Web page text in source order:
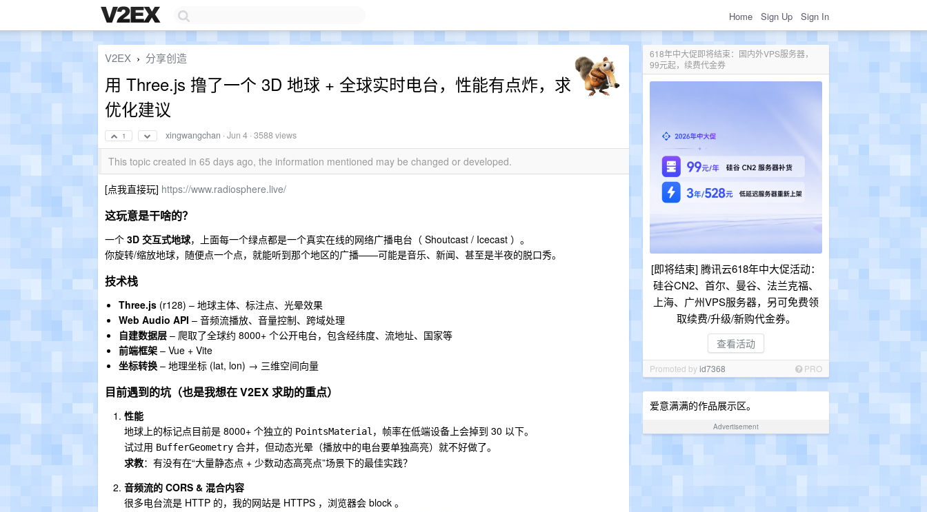
Home Sign Up Sign In
618年中大促即将结束：国内外VPS服务器，
99元起，续费代金券
[即将结束] 腾讯云618年中大促活动：
硅谷CN2、首尔、曼谷、法兰克福、
上海、广州VPS服务器，另可免费领
取续费/升级/新购代金券。
查看活动
Promoted byid7368 PRO
爱意满满的作品展示区。
Advertisement
V2EX › 分享创造
用 Three.js 撸了一个 3D 地球 + 全球实时电台，性能有点炸，求
优化建议
1 xingwangchan ·Jun 4 · 3588 views
This topic created in 65 days ago, the information mentioned may be changed or developed.
[点我直接玩] https://www.radiosphere.live/
这玩意是干啥的？
一个 3D 交互式地球，上面每一个绿点都是一个真实在线的网络广播电台（ Shoutcast / Icecast ）。
你旋转/缩放地球，随便点一个点，就能听到那个地区的广播——可能是音乐、新闻、甚至是半夜的脱口秀。
技术栈
Three.js (r128) – 地球主体、标注点、光晕效果
Web Audio API – 音频流播放、音量控制、跨域处理
自建数据层 – 爬取了全球约 8000+ 个公开电台，包含经纬度、流地址、国家等
前端框架 – Vue + Vite
坐标转换 – 地理坐标 (lat, lon) → 三维空间向量
目前遇到的坑（也是我想在 V2EX 求助的重点）
性能
地球上的标记点目前是 8000+ 个独立的 PointsMaterial ，帧率在低端设备上会掉到 30 以下。
试过用 BufferGeometry 合并，但动态光晕（播放中的电台要单独高亮）就不好做了。
求教：有没有在“大量静态点 + 少数动态高亮点”场景下的最佳实践？
音频流的 CORS & 混合内容
很多电台流是 HTTP 的，我的网站是 HTTPS ，浏览器会 block 。